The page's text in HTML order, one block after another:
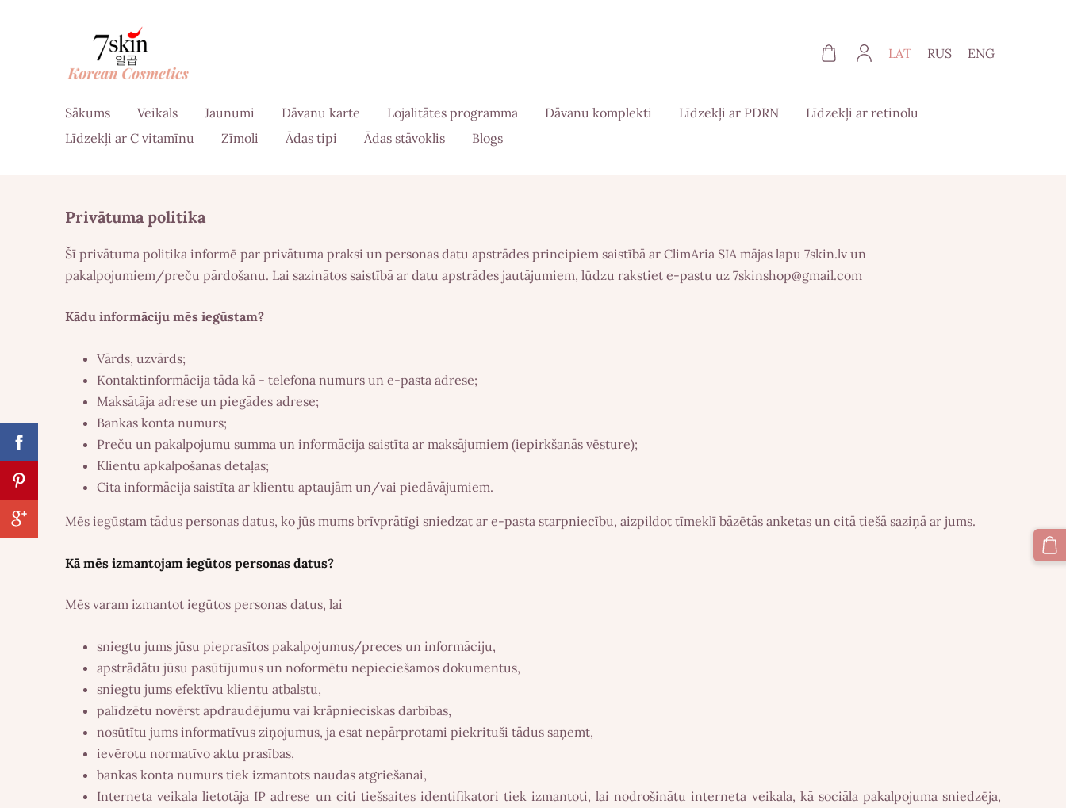
Sākums Veikals Jaunumi Dāvanu karte Lojalitātes programma Dāvanu komplekti Līdzekļi ar PDRN
Līdzekļi ar retinolu
Līdzekļi ar C vitamīnu
Zīmoli Ādas tipi Ādas stāvoklis Blogs
LAT RUS ENG
Privātuma politika
Šī privātuma politika informē par privātuma praksi un personas datu apstrādes principiem saistībā ar ClimAria SIA mājas lapu 7skin.lv un
pakalpojumiem/preču pārdošanu. Lai sazinātos saistībā ar datu apstrādes jautājumiem, lūdzu rakstiet e-pastu uz 7skinshop@gmail.com
Kādu informāciju mēs iegūstam?
Vārds, uzvārds;
Kontaktinformācija tāda kā - telefona numurs un e-pasta adrese;
Maksātāja adrese un piegādes adrese;
Bankas konta numurs;
Preču un pakalpojumu summa un informācija saistīta ar maksājumiem (iepirkšanās vēsture);
Klientu apkalpošanas detaļas;
Cita informācija saistīta ar klientu aptaujām un/vai piedāvājumiem.
Mēs iegūstam tādus personas datus, ko jūs mums brīvprātīgi sniedzat ar e-pasta starpniecību, aizpildot tīmeklī bāzētās anketas un citā tiešā saziņā ar jums.
Kā mēs izmantojam iegūtos personas datus?
Mēs varam izmantot iegūtos personas datus, lai
sniegtu jums jūsu pieprasītos pakalpojumus/preces un informāciju,
apstrādātu jūsu pasūtījumus un noformētu nepieciešamos dokumentus,
sniegtu jums efektīvu klientu atbalstu,
palīdzētu novērst apdraudējumu vai krāpnieciskas darbības,
nosūtītu jums informatīvus ziņojumus, ja esat nepārprotami piekrituši tādus saņemt,
ievērotu normatīvo aktu prasības,
bankas konta numurs tiek izmantots naudas atgriešanai,
Interneta veikala lietotāja IP adrese un citi tiešsaites identifikatori tiek izmantoti, lai nodrošinātu interneta veikala, kā sociāla pakalpojuma sniedzēja,